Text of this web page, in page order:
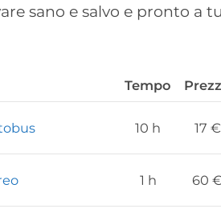
sano e salvo e pronto a
Tempo
10 h 17 €
1 h 60 €